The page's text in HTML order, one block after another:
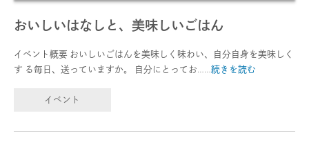
おいしいはなしと、美味しいごはん
イベント概要 おいしいごはんを美味しく味わい、自分自身を美味しく
す る毎日、送っていますか。 自分にとってお……続きを読む
イベント